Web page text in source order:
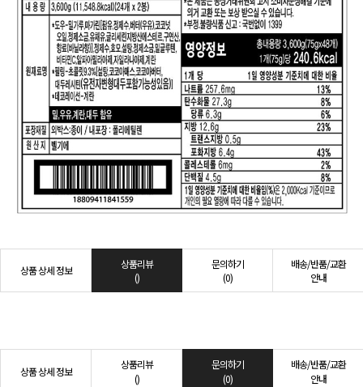
상품 상세 정보
상품리뷰
()
문의하기
(0)
배송/반품/교환
안내
상품 상세 정보
상품리뷰
()
문의하기
(0)
배송/반품/교환
안내